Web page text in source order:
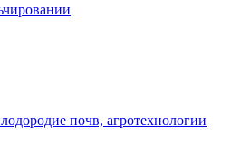
почв, агротехнологии